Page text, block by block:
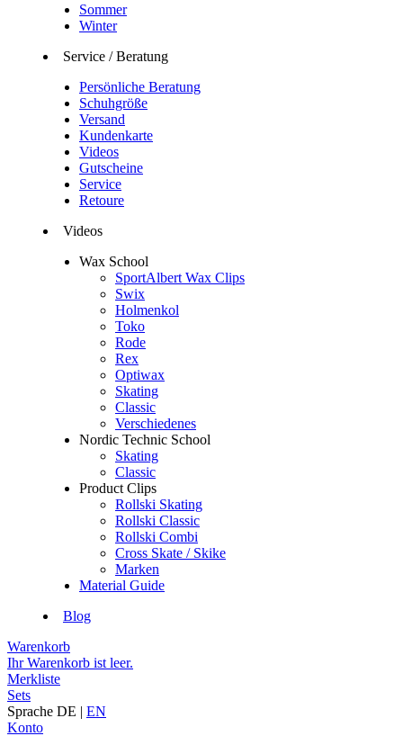
Sommer
Winter
Service / Beratung
Persönliche Beratung
Schuhgröße
Versand
Kundenkarte
Videos
Gutscheine
Service
Retoure
Videos
Wax School
SportAlbert Wax Clips
Swix
Holmenkol
Toko
Rode
Rex
Optiwax
Skating
Classic
Verschiedenes
Nordic Technic School
Skating
Classic
Product Clips
Rollski Skating
Rollski Classic
Rollski Combi
Cross Skate / Skike
Marken
Material Guide
Blog
Warenkorb
Ihr Warenkorb ist leer.
Merkliste
Sets
Sprache DE | EN
Konto